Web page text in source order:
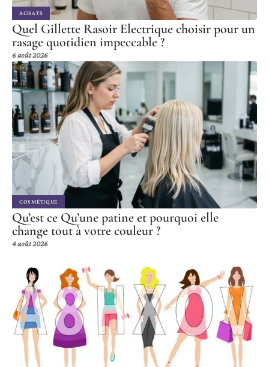
ACHATS
Quel Gillette Rasoir Electrique choisir pour un
rasage quotidien impeccable ?
6 août 2026
COSMÉTIQUE
Qu’est ce Qu’une patine et pourquoi elle
change tout à votre couleur ?
4 août 2026